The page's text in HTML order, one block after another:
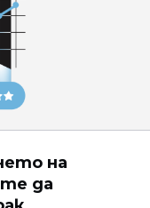
на
да